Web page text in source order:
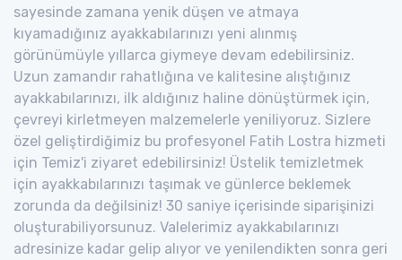
sayesinde zamana yenik düşen ve atmaya
kıyamadığınız ayakkabılarınızı yeni alınmış
görünümüyle yıllarca giymeye devam edebilirsiniz.
Uzun zamandır rahatlığına ve kalitesine alıştığınız
ayakkabılarınızı, ilk aldığınız haline dönüştürmek için,
çevreyi kirletmeyen malzemelerle yeniliyoruz. Sizlere
özel geliştirdiğimiz bu profesyonel Fatih Lostra hizmeti
için Temiz'i ziyaret edebilirsiniz! Üstelik temizletmek
için ayakkabılarınızı taşımak ve günlerce beklemek
zorunda da değilsiniz! 30 saniye içerisinde siparişinizi
oluşturabiliyorsunuz. Valelerimiz ayakkabılarınızı
adresinize kadar gelip alıyor ve yenilendikten sonra geri